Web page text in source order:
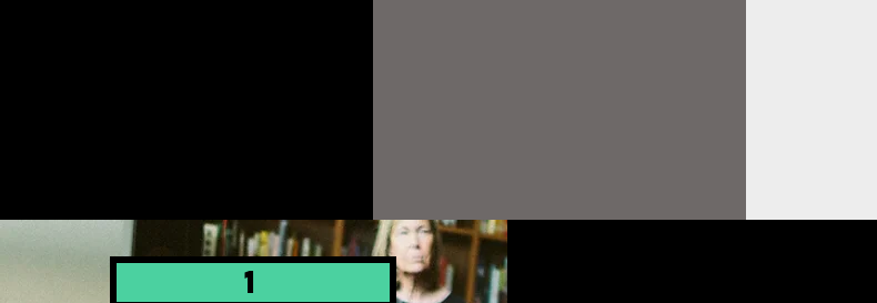
1